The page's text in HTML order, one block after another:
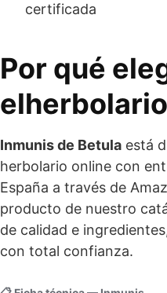
certificada
Por qué
Inmunis de Betula está
herbolario online con
España a través de
producto de nuestro
de calidad e
con total confianza.